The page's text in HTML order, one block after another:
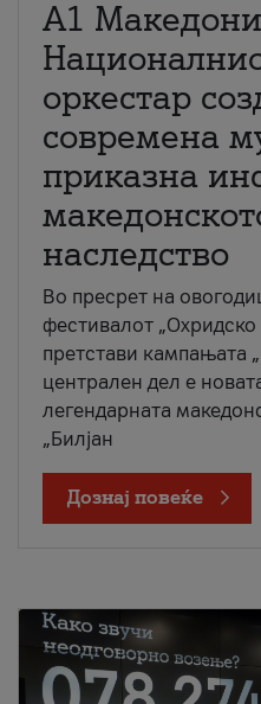
А1
оркестар
современа
приказна
наследство
Во пресрет на
фестивалот „Охридско
претстави кампањата
централен дел е
легендарната
„Билјан
Дознај повеќе